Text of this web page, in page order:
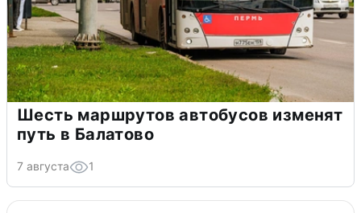
Шесть маршрутов автобусов изменят
путь в Балатово
7 августа 1